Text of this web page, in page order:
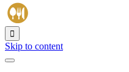

Skip to content